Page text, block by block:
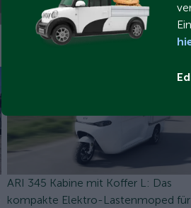
ARI 345 Kabine mit Koffer L: Das
kompakte Elektro-Lastenmoped